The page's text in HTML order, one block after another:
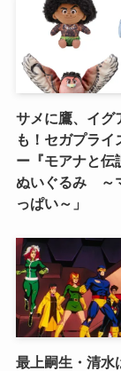
サメに鷹、イグ
も！セガプライ
ー『モアナと
ぬいぐるみ ～
っぱい～」
最上嗣生・清水